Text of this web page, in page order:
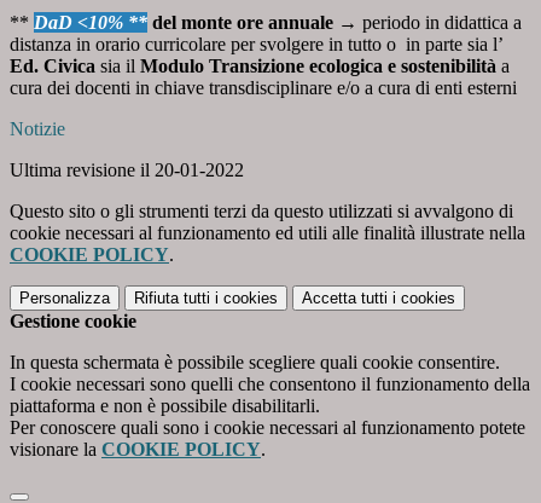
** DaD <10% ** del monte ore annuale → periodo in didattica a
distanza in orario curricolare per svolgere in tutto o in parte sia l’
Ed. Civica sia il Modulo Transizione ecologica e sostenibilità a
cura dei docenti in chiave transdisciplinare e/o a cura di enti esterni
Notizie
Ultima revisione il 20-01-2022
Questo sito o gli strumenti terzi da questo utilizzati si avvalgono di
cookie necessari al funzionamento ed utili alle finalità illustrate nella
COOKIE POLICY.
Personalizza Rifiuta tutti i cookies Accetta tutti i cookies
Gestione cookie
In questa schermata è possibile scegliere quali cookie consentire.
I cookie necessari sono quelli che consentono il funzionamento della
piattaforma e non è possibile disabilitarli.
Per conoscere quali sono i cookie necessari al funzionamento potete
visionare la COOKIE POLICY.